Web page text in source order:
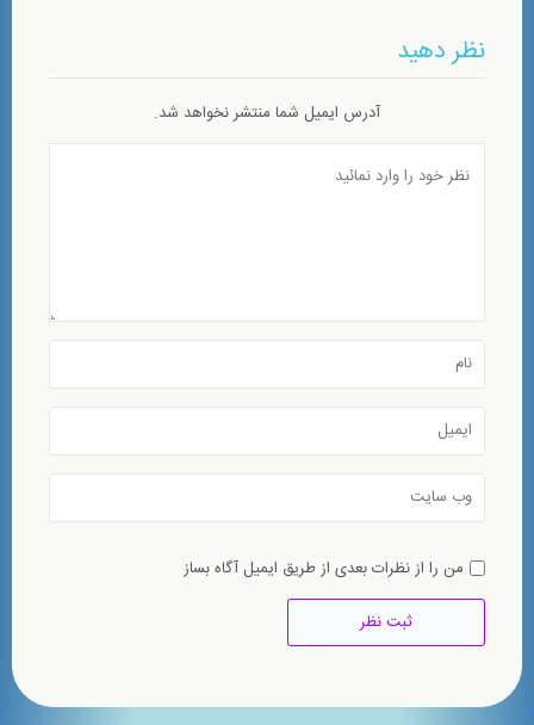
نظر دهید
آدرس ایمیل شما منتشر نخواهد شد.
من را از نظرات بعدی از طریق ایمیل آگاه بساز